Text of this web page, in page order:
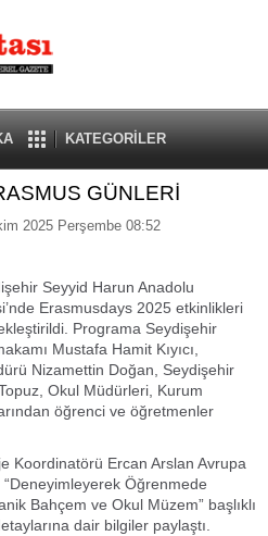
KATEGORİLER
GÜNLERİ
2025 Perşembe 08:52
Seyyid Harun Anadolu
Erasmusdays 2025 etkinlikleri
Programa Seydişehir
Mustafa Hamit Kıyıcı,
Nizamettin Doğan, Seydişehir
Okul Müdürleri, Kurum
öğrenci ve öğretmenler
Koordinatörü Ercan Arslan Avrupa
Öğrenmede
Bahçem ve Okul Müzem” başlıklı
dair bilgiler paylaştı.